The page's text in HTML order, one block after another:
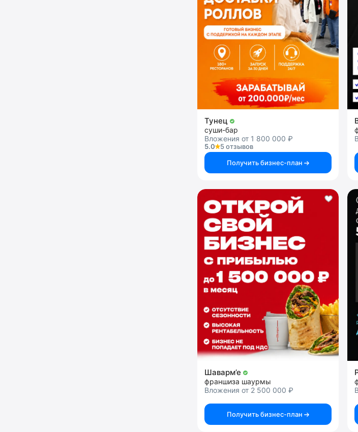
Тунец
суши-бар
Вложения от 1 800 000 ₽
5.0
5 отзывов
Получить бизнес-план
Шаварм’е
франшиза шаурмы
Вложения от 2 500 000 ₽
Получить бизнес-план